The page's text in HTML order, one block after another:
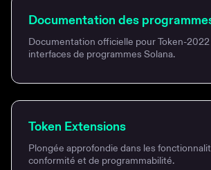
Documentation des
Documentation officielle pour Token-
interfaces de programmes Solana.
Token Extensions
Plongée approfondie dans les
conformité et de programmabilité.